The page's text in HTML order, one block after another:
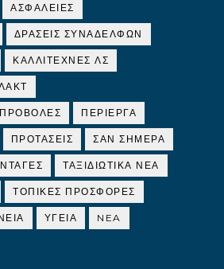
ΑΣΦΑΛΕΙΕΣ
ΔΡΑΣΕΙΣ ΣΥΝΑΔΕΛΦΩΝ
ΚΑΛΛΙΤΕΧΝΕΣ ΛΣ
ΠΡΟΒΟΛΕΣ ΠΕΡΙΕΡΓΑ
ΠΡΟΤΑΣΕΙΣ ΣΑΝ ΣΗΜΕΡΑ
ΤΑΞΙΔΙΩΤΙΚΑ ΝΕΑ
ΤΟΠΙΚΕΣ ΠΡΟΣΦΟΡΕΣ
ΥΓΕΙΑ NEA